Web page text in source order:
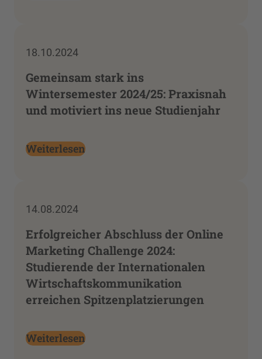
18.10.2024
Gemeinsam stark ins
Wintersemester 2024/25: Praxisnah
und motiviert ins neue Studienjahr
Weiterlesen
14.08.2024
Erfolgreicher Abschluss der Online
Marketing Challenge 2024:
Studierende der Internationalen
Wirtschaftskommunikation
erreichen Spitzenplatzierungen
Weiterlesen